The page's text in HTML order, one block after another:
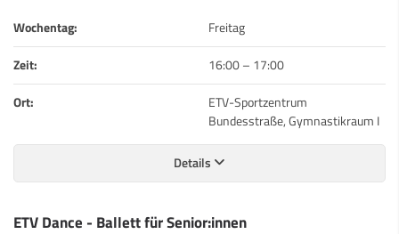
Wochentag:
Freitag
Zeit:
16:00– 17:00
Ort:
ETV-Sportzentrum
Bundesstraße, Gymnastikraum I
Details
ETV Dance - Ballett für Senior:innen